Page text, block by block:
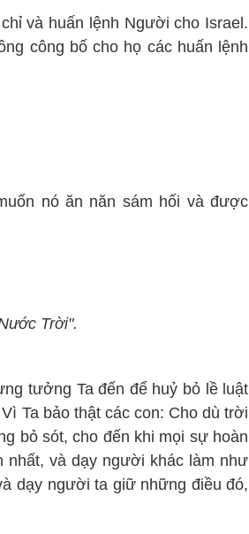
và huấn lệnh Người cho Israel.
công bố cho họ các huấn lệnh
nó ăn năn sám hối và được
Trời".
tưởng Ta đến để huỷ bỏ lề luật
Ta bảo thật các con: Cho dù trời
bỏ sót, cho đến khi mọi sự hoàn
nhất, và dạy người khác làm như
dạy người ta giữ những điều đó,